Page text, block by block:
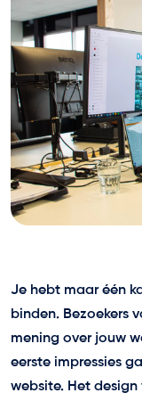
Artikelen
Over ons
Contact
Je hebt maar één
binden. Bezoekers
mening over jouw
eerste impressies
website. Het